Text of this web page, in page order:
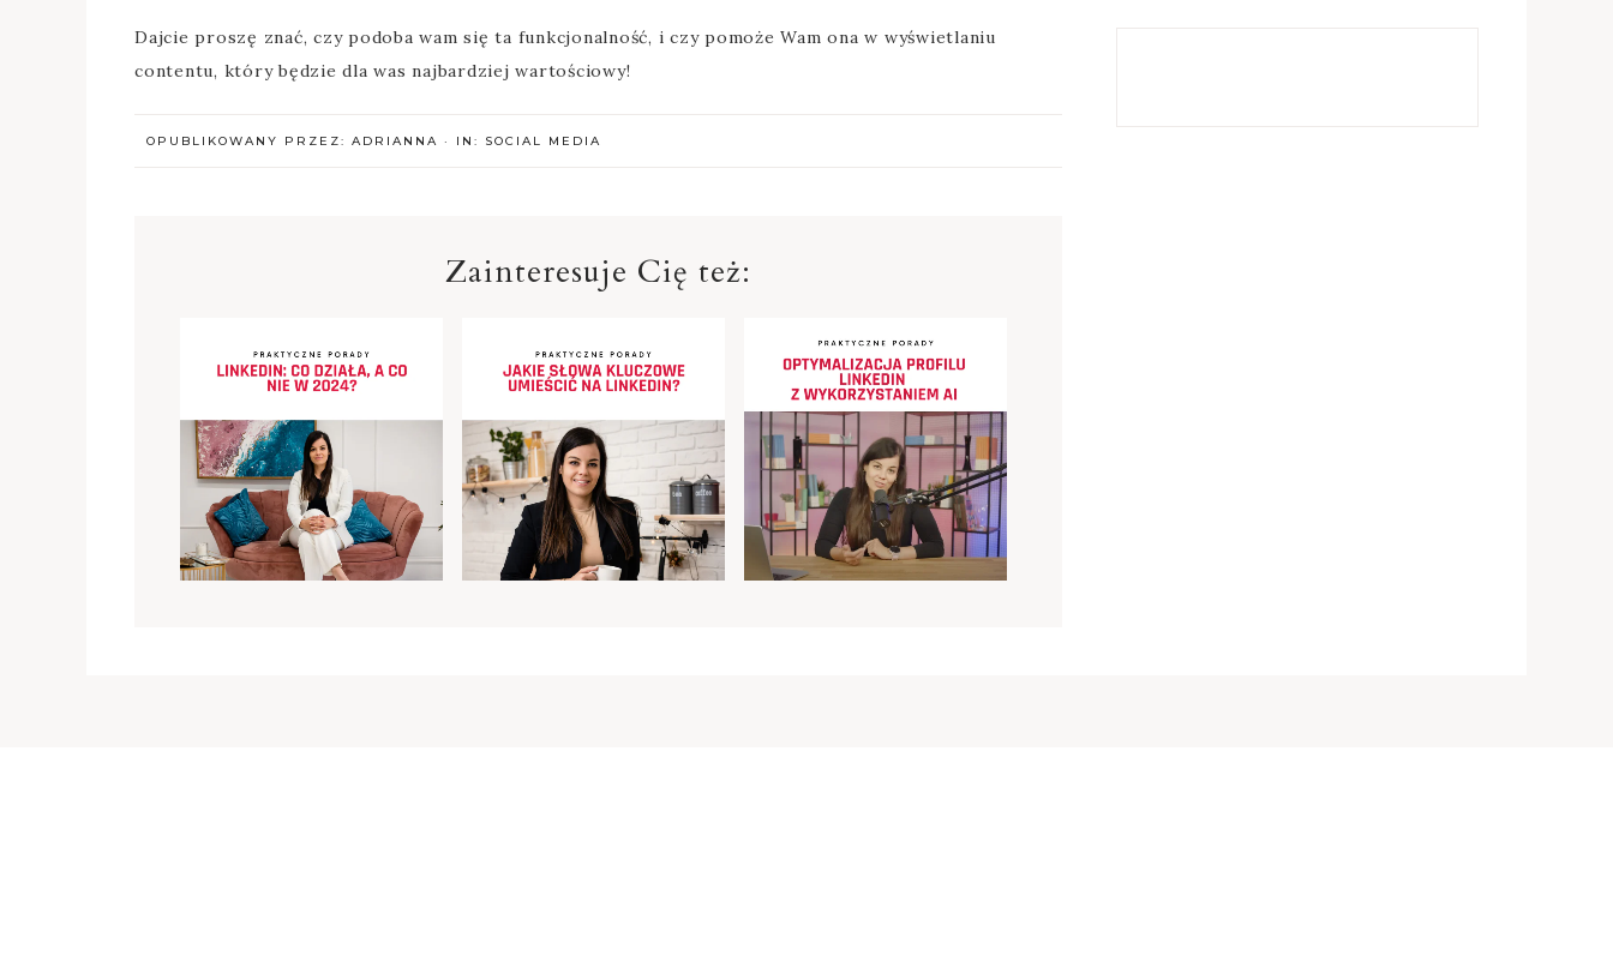
Dajcie proszę znać, czy podoba wam się ta funkcjonalność, i czy pomoże Wam ona w wyświetlaniu
contentu, który będzie dla was najbardziej wartościowy!
OPUBLIKOWANY PRZEZ: ADRIANNA · IN: SOCIAL MEDIA
Zainteresuje Cię też: